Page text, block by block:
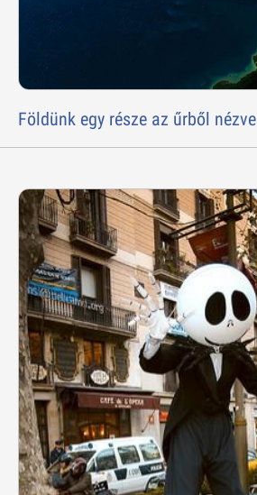
Földünk egy része az űrből nézve